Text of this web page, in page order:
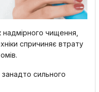
надмірного чищення,
спричиняє втрату
сильного